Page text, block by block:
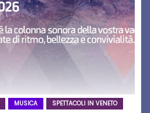
MUSICA SPETTACOLI IN VENETO